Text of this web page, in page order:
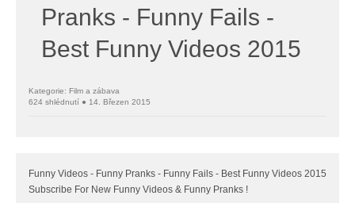
Pranks - Funny Fails -
Best Funny Videos 2015
Kategorie: Film a zábava
624 shlédnutí ● 14. Březen 2015
Funny Videos - Funny Pranks - Funny Fails - Best Funny Videos 2015
Subscribe For New Funny Videos & Funny Pranks !